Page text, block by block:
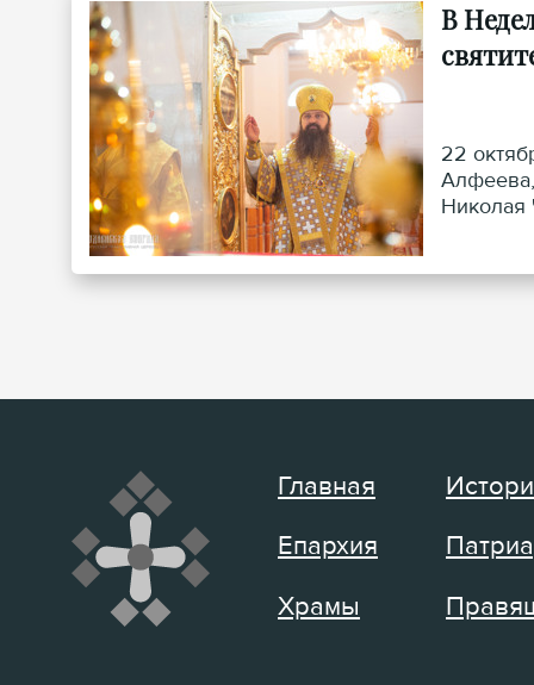
В
22
Николая
Главная
Епархия
Храмы